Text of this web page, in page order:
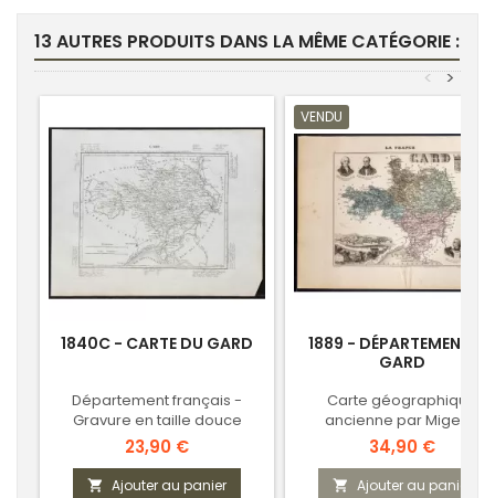
13 AUTRES PRODUITS DANS LA MÊME CATÉGORIE :
>
<
1840C - CARTE DU GARD
Département français -
Gravure en taille douce
Prix
23,90 €
 Ajouter au panier
VENDU
1889 - DÉPARTEMENT
GARD
Carte géographique
ancienne par Migeon
Prix
34,90 €
 Ajouter au panier